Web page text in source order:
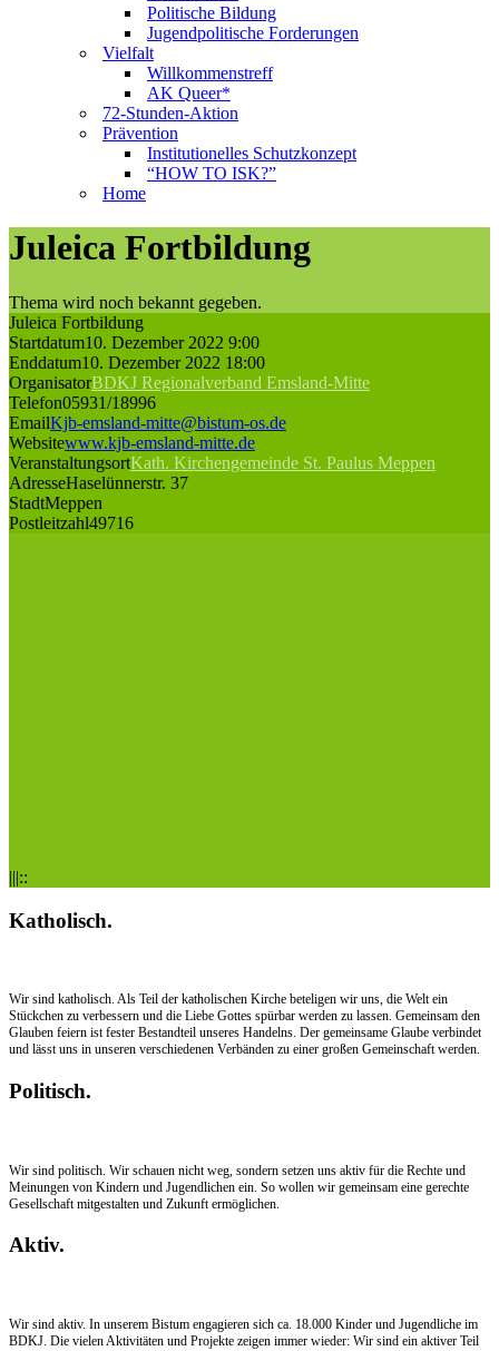
Politische Bildung
Jugendpolitische Forderungen
Vielfalt
Willkommenstreff
AK Queer*
72-Stunden-Aktion
Prävention
Institutionelles Schutzkonzept
“HOW TO ISK?”
Home
Juleica Fortbildung
Thema wird noch bekannt gegeben.
Juleica Fortbildung
Startdatum10. Dezember 2022 9:00
Enddatum10. Dezember 2022 18:00
OrganisatorBDKJ Regionalverband Emsland-Mitte
Telefon05931/18996
EmailKjb-emsland-mitte@bistum-os.de
Websitewww.kjb-emsland-mitte.de
VeranstaltungsortKath. Kirchengemeinde St. Paulus Meppen
AdresseHaselünnerstr. 37
StadtMeppen
Postleitzahl49716
|||::
Katholisch.
Wir sind katholisch. Als Teil der katholischen Kirche beteligen wir uns, die Welt ein
Stückchen zu verbessern und die Liebe Gottes spürbar werden zu lassen. Gemeinsam den
Glauben feiern ist fester Bestandteil unseres Handelns. Der gemeinsame Glaube verbindet
und lässt uns in unseren verschiedenen Verbänden zu einer großen Gemeinschaft werden.
Politisch.
Wir sind politisch. Wir schauen nicht weg, sondern setzen uns aktiv für die Rechte und
Meinungen von Kindern und Jugendlichen ein. So wollen wir gemeinsam eine gerechte
Gesellschaft mitgestalten und Zukunft ermöglichen.
Aktiv.
Wir sind aktiv. In unserem Bistum engagieren sich ca. 18.000 Kinder und Jugendliche im
BDKJ. Die vielen Aktivitäten und Projekte zeigen immer wieder: Wir sind ein aktiver Teil